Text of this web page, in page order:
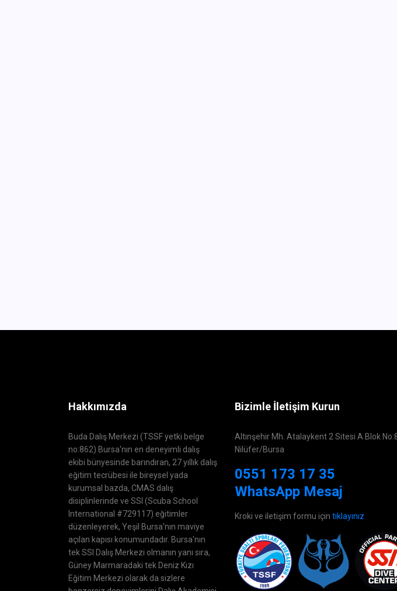
Hakkımızda
Buda Dalış Merkezi (TSSF yetki belge
no:862) Bursa'nın en deneyimli dalış
ekibi bünyesinde barındıran, 27 yıllık dalış
eğitim tecrübesi ile bireysel yada
kurumsal bazda, CMAS dalış
disiplinlerinde ve SSI (Scuba School
International #729117) eğitimler
düzenleyerek, Yeşil Bursa'nın maviye
açılan kapısı konumundadır. Bursa'nın
tek SSI Dalış Merkezi olmanın yanı sıra,
Güney Marmaradaki tek Deniz Kızı
Eğitim Merkezi olarak da sizlere
Bizimle İletişim Kurun
Altınşehir Mh. Atalaykent 2 Sitesi A Blok
Nilüfer/Bursa
0551 173 17 35
WhatsApp Mesaj
Kroki ve iletişim formu için tıklayınız